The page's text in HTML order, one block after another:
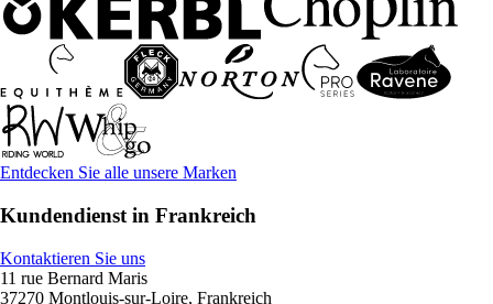
Entdecken Sie alle unsere Marken
Kundendienst in Frankreich
Kontaktieren Sie uns
11 rue Bernard Maris
37270 Montlouis-sur-Loire, Frankreich